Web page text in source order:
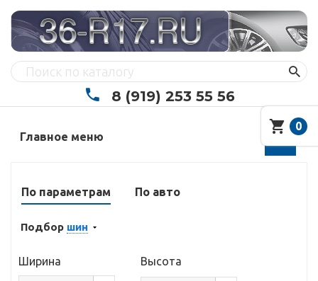
8 (919) 253 55 56
Главное меню
По параметрам По авто
Подбор шин
Ширина Высота
0